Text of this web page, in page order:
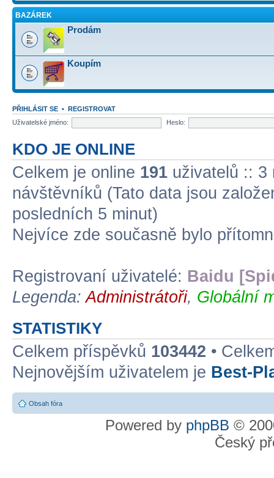
BAZÁREK
Prodám
Koupím
PŘIHLÁSIT SE • REGISTROVAT
Uživatelské jméno:
Heslo:
KDO JE ONLINE
Celkem je online 191 uživatelů :: 3
návštěvníků (Tato data jsou
posledních 5 minut)
Nejvíce zde současně bylo
Registrovaní uživatelé: Baidu
Legenda:Administrátoři, Globální
STATISTIKY
Celkem příspěvků 103442 •
Nejnovějším uživatelem je Best-
Obsah fóra
Powered by phpBB ©
Český